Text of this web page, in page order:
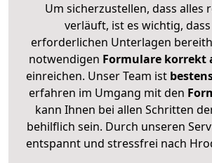
Um sicherzustellen, dass alles
verläuft, ist es wichtig, dass
erforderlichen Unterlagen
notwendigen Formulare korrekt
einreichen. Unser Team ist
erfahren im Umgang mit den
kann Ihnen bei allen Schritten
behilflich sein. Durch unseren
entspannt und stressfrei nach